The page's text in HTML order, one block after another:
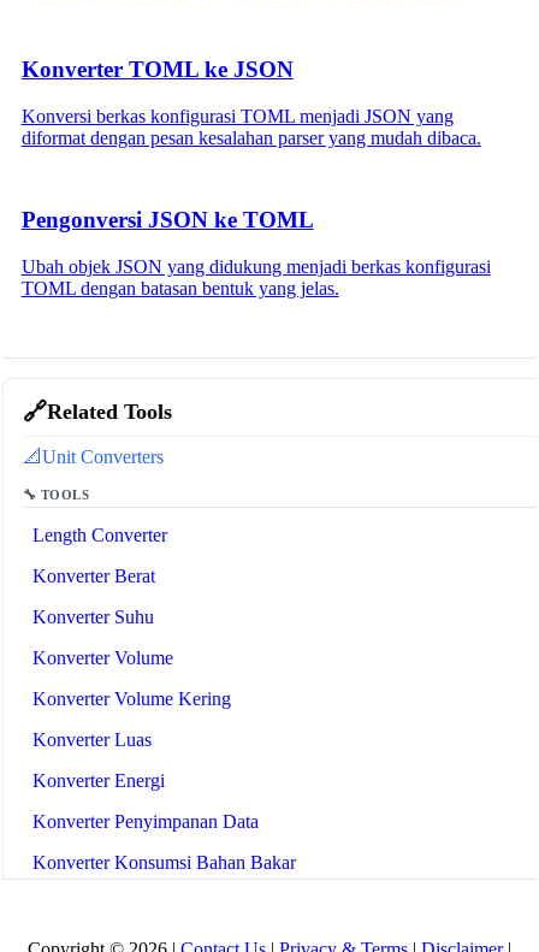
🔗Related Tools
📐Unit Converters
🔧 TOOLS
Length Converter
Konverter Berat
Konverter Suhu
Konverter Volume
Konverter Volume Kering
Konverter Luas
Konverter Energi
Konverter Penyimpanan Data
Konverter Konsumsi Bahan Bakar
Konverter Tekanan
Konverter TOML ke JSON
Konversi berkas konfigurasi TOML menjadi JSON yang
diformat dengan pesan kesalahan parser yang mudah dibaca.
Pengonversi JSON ke TOML
Ubah objek JSON yang didukung menjadi berkas konfigurasi
TOML dengan batasan bentuk yang jelas.